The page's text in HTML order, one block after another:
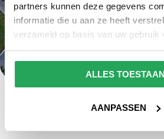
partners kunnen deze gegevens
informatie die u aan ze heeft
verzameld op basis van uw gebruik
ALLES TOESTAAN
AANPASSEN
Isolatie onder